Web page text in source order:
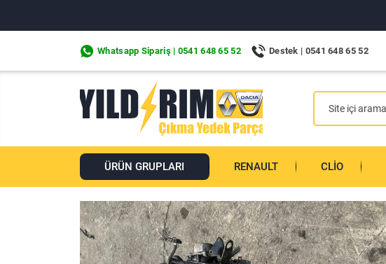
Whatsapp Sipariş | 0541 648 65 52 Destek | 0541 648 65 52
ÜRÜN GRUPLARI RENAULT CLIO